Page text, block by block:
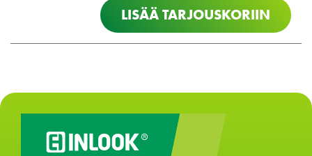
LISÄÄ TARJOUSKORIIN